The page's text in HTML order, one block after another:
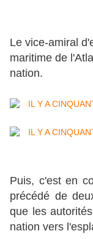
Le vice-amiral
maritime de
nation.
Puis, c'est en
précédé de
que les
nation vers